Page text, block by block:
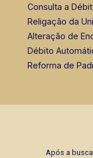
Consulta a
Religação da
Alteração de
Débito
Reforma de
Após a